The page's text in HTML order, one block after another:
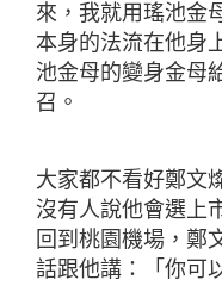
來，我就用瑤池金
本身的法流在他身
池金母的變身金母
召。
大家都不看好鄭
沒有人說他會選上
回到桃園機場，鄭
話跟他講：「你可